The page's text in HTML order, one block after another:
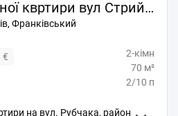
Оренда 2 кімнатної квртири вул Стрийська Рубчака
Франківський
€
2-кімн
70 м²
2/10 п
на вул. Рубчака, район